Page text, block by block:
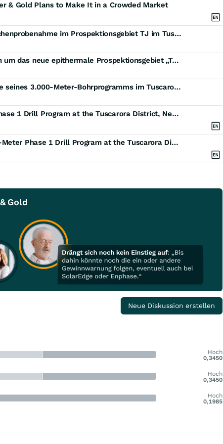
& Gold Plans to Make It in a Crowded Market
ICG Silver & Gold gibt Ergebnisse der Oberflächenprobenahme im Prospektionsgebiet TJ im Tuscarora-Distrikt, Nevada, bekannt
ICG Silver & Gold erweitert seine Landposition um das neue epithermale Prospektionsgebiet „TJ“ im Tuscarora-Distrikt, Nevada
ICG Silver & Gold beginnt mit der ersten Phase seines 3.000-Meter-Bohrprogramms im Tuscarora-District, Nevada
ICG Silver & Gold Commences 3,000-Meter Phase 1 Drill Program at the Tuscarora District, Nevada
ICG Silver & Gold Mobilizes Drill Rig for 3,000-Meter Phase 1 Drill Program at the Tuscarora District, Nevada
Gold
Neue Diskussion erstellen
Hoch
0,3450
Hoch
0,3450
Hoch
0,1985